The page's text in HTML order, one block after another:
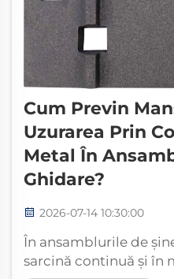
Cum Previn
Uzurarea Prin
Metal În
Ghidare?
2026-07-14 10:30:00
În ansamblurile de
sarcină continuă și în